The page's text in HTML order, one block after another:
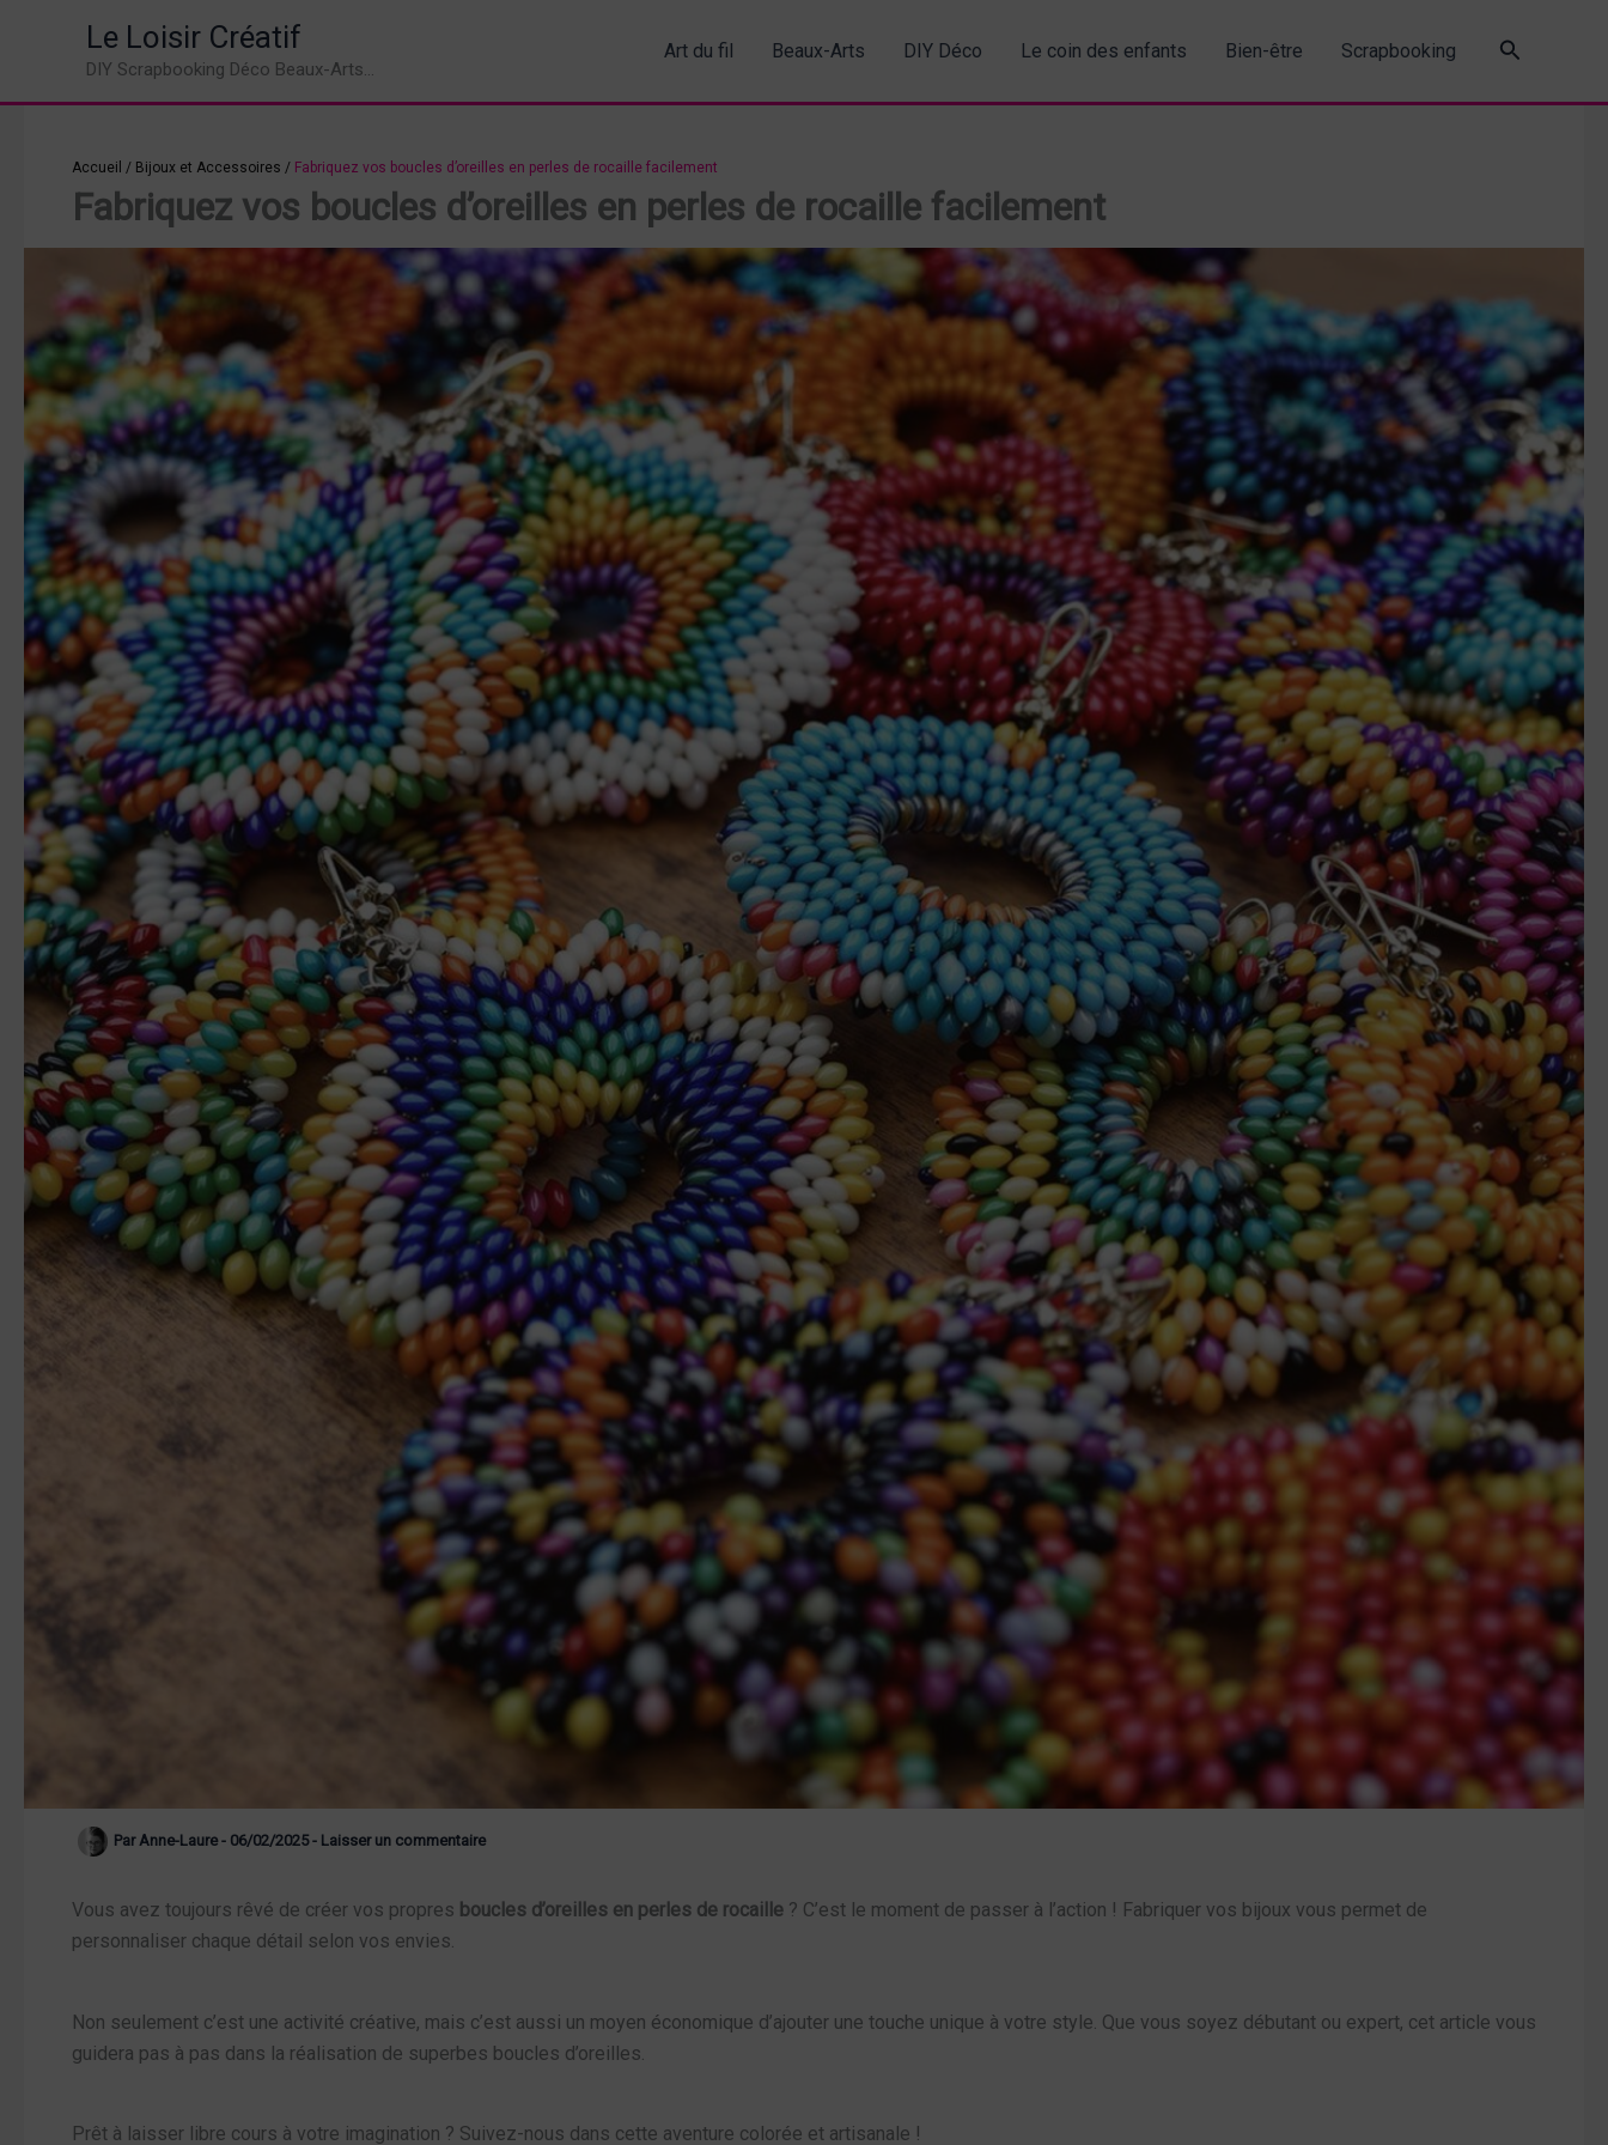
Le Loisir Créatif
DIY Scrapbooking Déco Beaux-Arts...
Art du fil Beaux-Arts DIY Déco Le coin des enfants Bien-être Scrapbooking
Accueil / Bijoux et Accessoires / Fabriquez vos boucles d’oreilles en perles de rocaille facilement
Fabriquez vos boucles d’oreilles en perles de rocaille facilement
Par Anne-Laure- 06/02/2025- Laisser un commentaire
Vous avez toujours rêvé de créer vos propres boucles d’oreilles en perles de rocaille ? C’est le moment de passer à l’action ! Fabriquer vos bijoux vous permet de
personnaliser chaque détail selon vos envies.
Non seulement c’est une activité créative, mais c’est aussi un moyen économique d’ajouter une touche unique à votre style. Que vous soyez débutant ou expert, cet article vous
guidera pas à pas dans la réalisation de superbes boucles d’oreilles.
Prêt à laisser libre cours à votre imagination ? Suivez-nous dans cette aventure colorée et artisanale !